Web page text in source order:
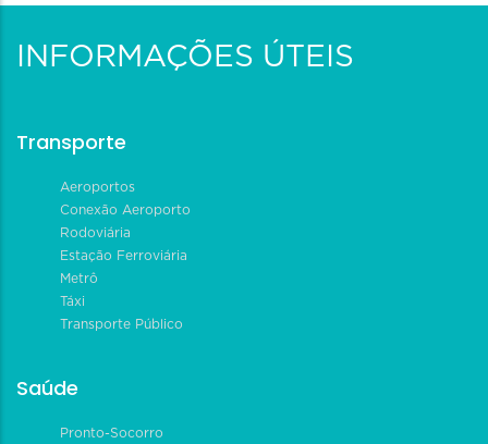
INFORMAÇÕES ÚTEIS
Transporte
Aeroportos
Conexão Aeroporto
Rodoviária
Estação Ferroviária
Metrô
Táxi
Transporte Público
Saúde
Pronto-Socorro